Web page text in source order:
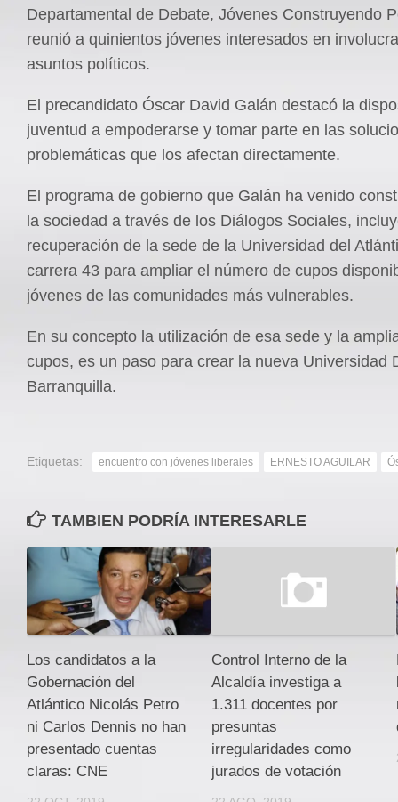
Departamental de Debate, Jóvenes Construyendo
reunió a quinientos jóvenes interesados en
asuntos políticos.
El precandidato Óscar David Galán destacó la
juventud a empoderarse y tomar parte en las
problemáticas que los afectan directamente.
El programa de gobierno que Galán ha venido
la sociedad a través de los Diálogos Sociales,
recuperación de la sede de la Universidad del
carrera 43 para ampliar el número de cupos
jóvenes de las comunidades más vulnerables.
En su concepto la utilización de esa sede y la
cupos, es un paso para crear la nueva Universidad
Barranquilla.
Etiquetas: encuentro con jóvenes liberales ERNESTO AGUILAR
TAMBIEN PODRÍA INTERESARLE
Los candidatos a la
Gobernación del
Atlántico Nicolás Petro
ni Carlos Dennis no han
presentado cuentas
claras: CNE
Control Interno de la
Alcaldía investiga a
1.311 docentes por
presuntas
irregularidades como
jurados de votación